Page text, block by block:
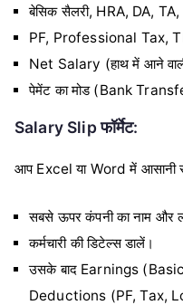
बेसिक सैलरी, HRA, DA,
PF, Professional Tax,
Net Salary (हाथ में आने
पेमेंट का मोड (Bank
Salary Slip फॉर्मेट:
आप Excel या Word में
सबसे ऊपर कंपनी का नाम और
कर्मचारी की डिटेल्स डालें।
उसके बाद Earnings
Deductions (PF, Tax,